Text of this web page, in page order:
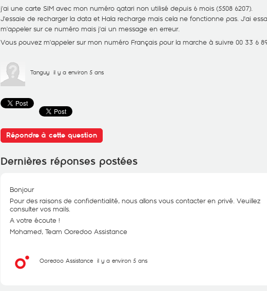
j'ai une carte SIM avec mon numéro qatari non utilisé depuis 6 mois (5508 6207).
J'essaie de recharger la data et Hala recharge mais cela ne fonctionne pas. J'ai
m'appeler sur ce numéro mais j'ai un message en erreur.
Vous pouvez m'appeler sur mon numéro Français pour la marche à suivre 00 33 6
Tanguy il y a environ 5 ans
Répondre à cette question
Dernières réponses postées
Bonjour
Pour des raisons de confidentialité, nous allons vous contacter en privé. Veuillez
consulter vos mails.
A votre écoute !
Mohamed, Team Ooredoo Assistance
Ooredoo Assistance il y a environ 5 ans